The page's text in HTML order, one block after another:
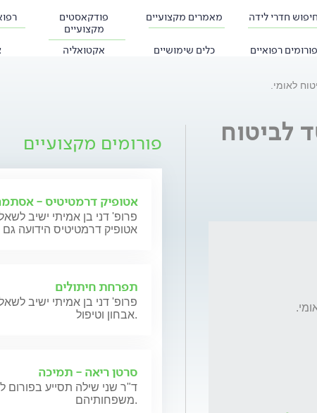
חיפוש חדרי לידה מאמרים מקצועיים
פודקאסטים
מקצועיים
פורומים רפואיים כלים שימושיים אקטואליה
לאומי.
לביטוח פורומים מקצועיים
אטופיק דרמטיטיס -
פרופ' דני בן אמיתי ישיב
אטופיק דרמטיטיס הידועה
תפרחת חיתולים
פרופ' דני בן אמיתי ישיב
אבחון וטיפול.
סרטן ריאה - תמיכה
ד"ר שני שילה תסייע בפורום
משפחותיהם.